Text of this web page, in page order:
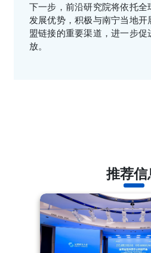
下一步，前沿研究院将依托
发展优势，积极与南宁当地
盟链接的重要渠道，进一步
放。
推荐信